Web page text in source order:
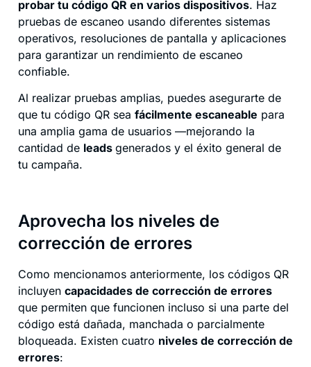
probar tu código QR en varios dispositivos. Haz
pruebas de escaneo usando diferentes sistemas
operativos, resoluciones de pantalla y aplicaciones
para garantizar un rendimiento de escaneo
confiable.
Al realizar pruebas amplias, puedes asegurarte de
que tu código QR sea fácilmente escaneable para
una amplia gama de usuarios —mejorando la
cantidad de leads generados y el éxito general de
tu campaña.
Aprovecha los niveles de
corrección de errores
Como mencionamos anteriormente, los códigos QR
incluyen capacidades de corrección de errores
que permiten que funcionen incluso si una parte del
código está dañada, manchada o parcialmente
bloqueada. Existen cuatro niveles de corrección de
errores: